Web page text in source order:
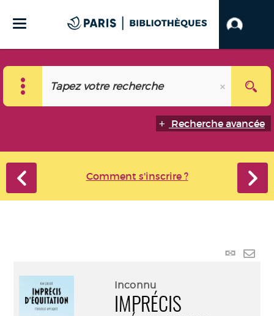
Recherche avancée
Comment s'inscrire ?
Lien
Inconnu
IMPRÉCIS